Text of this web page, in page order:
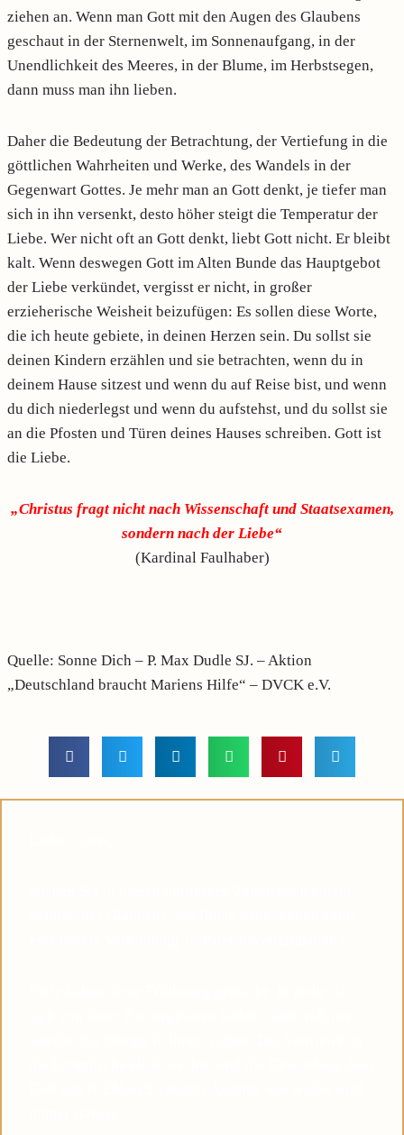
ziehen an. Wenn man Gott mit den Augen des Glaubens
geschaut in der Sternenwelt, im Sonnenaufgang, in der
Unendlichkeit des Meeres, in der Blume, im Herbstsegen,
dann muss man ihn lieben.
Daher die Bedeutung der Betrachtung, der Vertiefung in die
göttlichen Wahrheiten und Werke, des Wandels in der
Gegenwart Gottes. Je mehr man an Gott denkt, je tiefer man
sich in ihn versenkt, desto höher steigt die Temperatur der
Liebe. Wer nicht oft an Gott denkt, liebt Gott nicht. Er bleibt
kalt. Wenn deswegen Gott im Alten Bunde das Hauptgebot
der Liebe verkündet, vergisst er nicht, in großer
erzieherische Weisheit beizufügen: Es sollen diese Worte,
die ich heute gebiete, in deinen Herzen sein. Du sollst sie
deinen Kindern erzählen und sie betrachten, wenn du in
deinem Hause sitzest und wenn du auf Reise bist, und wenn
du dich niederlegst und wenn du aufstehst, und du sollst sie
an die Pfosten und Türen deines Hauses schreiben. Gott ist
die Liebe.
„Christus fragt nicht nach Wissenschaft und Staatsexamen,
sondern nach der Liebe“
(Kardinal Faulhaber)
Quelle: Sonne Dich – P. Max Dudle SJ. – Aktion
„Deutschland braucht Mariens Hilfe“ – DVCK e.V.